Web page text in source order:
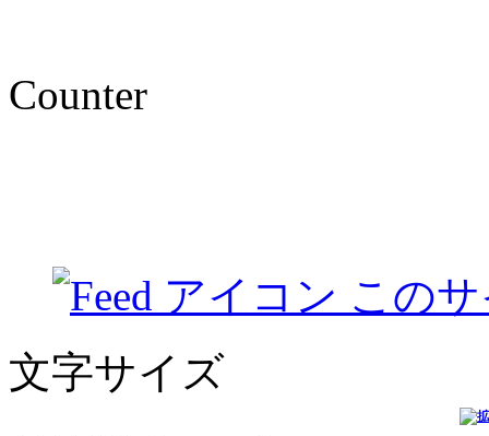
Counter
この
文字サイズ